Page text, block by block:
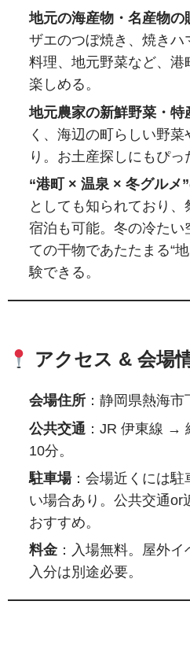
地元の海産物・名産物の
ザエのつぼ焼き、焼きハ
料理、地元野菜など、港
楽しめる。
地元農家の新鮮野菜・特
く、海辺の町らしい野
り。お土産探しにもぴっ
“港町 × 温泉 × 冬グルメ
としても知られており
宿泊も可能。冬の冷たい
ての干物であたたまる“
験できる。
アクセス & 会場
会場住所 ：静岡県熱海
公共交通 ：JR 伊東線 →
10分。
駐車場：会場近くには駐
い場合あり。公共交通or
おすすめ。
料金 ：入場無料。屋外
入分は別途必要。